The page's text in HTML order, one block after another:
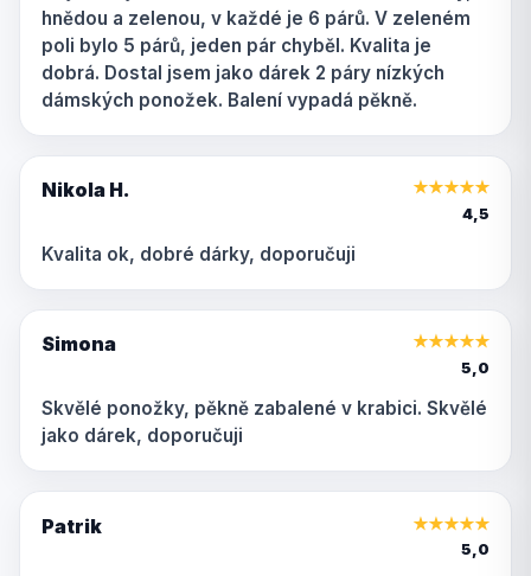
hnědou a zelenou, v každé je 6 párů. V zeleném
poli bylo 5 párů, jeden pár chyběl. Kvalita je
dobrá. Dostal jsem jako dárek 2 páry nízkých
dámských ponožek. Balení vypadá pěkně.
Nikola H. ★★★★★
4,5
Kvalita ok, dobré dárky, doporučuji
Simona ★★★★★
5,0
Skvělé ponožky, pěkně zabalené v krabici. Skvělé
jako dárek, doporučuji
Patrik ★★★★★
5,0